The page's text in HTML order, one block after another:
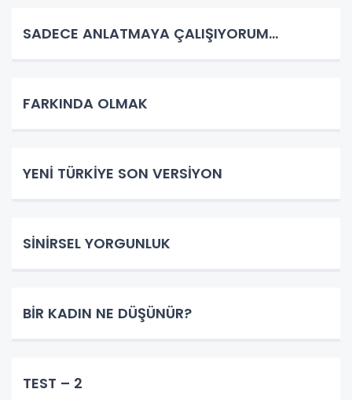
SADECE ANLATMAYA ÇALIŞIYORUM…
FARKINDA OLMAK
YENİ TÜRKİYE SON VERSİYON
SİNİRSEL YORGUNLUK
BİR KADIN NE DÜŞÜNÜR?
TEST – 2